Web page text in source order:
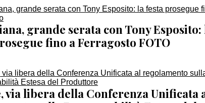
grande serata con Tony Esposito:
fino a Ferragosto FOTO
via libera della Conferenza Unificata